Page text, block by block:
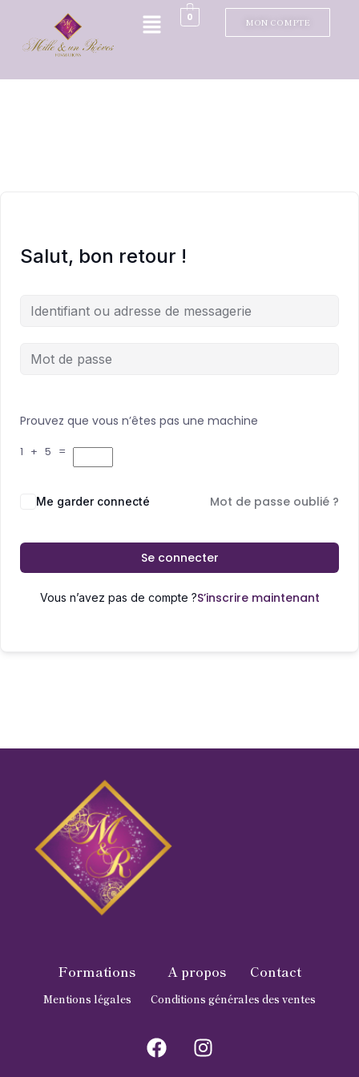
0 MON COMPTE
Salut, bon retour !
Prouvez que vous n’êtes pas une machine
1 + 5 =
Me garder connecté Mot de passe oublié ?
Se connecter
Vous n’avez pas de compte ?S’inscrire maintenant
Formations A propos Contact
Mentions légales Conditions générales des ventes